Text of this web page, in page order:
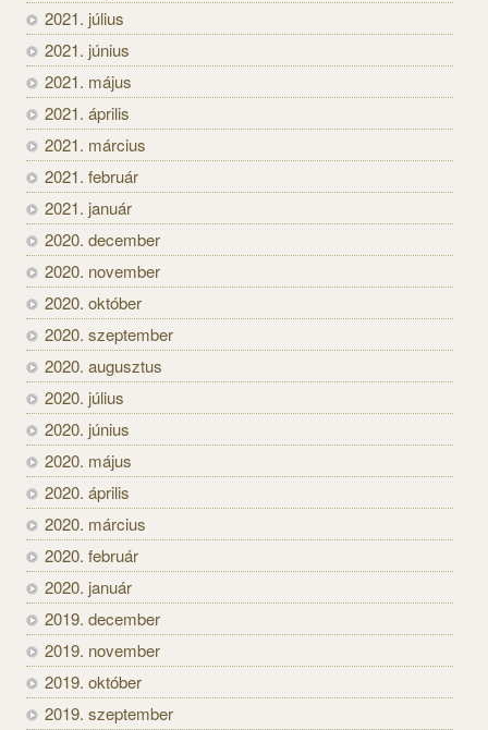
2021. július
2021. június
2021. május
2021. április
2021. március
2021. február
2021. január
2020. december
2020. november
2020. október
2020. szeptember
2020. augusztus
2020. július
2020. június
2020. május
2020. április
2020. március
2020. február
2020. január
2019. december
2019. november
2019. október
2019. szeptember